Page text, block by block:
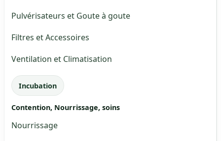
Pulvérisateurs et Goute à goute
Filtres et Accessoires
Ventilation et Climatisation
Incubation
Contention, Nourrissage, soins
Nourrissage